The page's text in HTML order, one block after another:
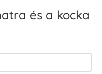
és a kocka